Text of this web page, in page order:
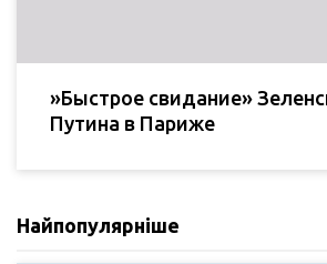
»Быстрое свидание»
Путина в Париже
Найпопулярніше